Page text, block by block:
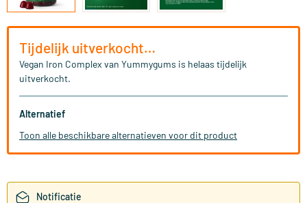
Tijdelijk uitverkocht…
Vegan Iron Complex van Yummygums is helaas tijdelijk
uitverkocht.
Alternatief
Toon alle beschikbare alternatieven voor dit product
Notificatie